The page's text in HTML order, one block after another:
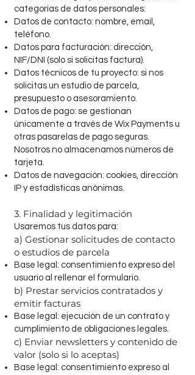
categorías de datos personales:
Datos de contacto: nombre, email,
teléfono.
Datos para facturación: dirección,
NIF/DNI (solo si solicitas factura).
Datos técnicos de tu proyecto: si nos
solicitas un estudio de parcela,
presupuesto o asesoramiento.
Datos de pago: se gestionan
únicamente a través de Wix Payments u
otras pasarelas de pago seguras.
Nosotros no almacenamos números de
tarjeta.
Datos de navegación: cookies, dirección
IP y estadísticas anónimas.
3. Finalidad y legitimación
Usaremos tus datos para:
a) Gestionar solicitudes de contacto
o estudios de parcela
Base legal: consentimiento expreso del
usuario al rellenar el formulario.
b) Prestar servicios contratados y
emitir facturas
Base legal: ejecución de un contrato y
cumplimiento de obligaciones legales.
c) Enviar newsletters y contenido de
valor (solo si lo aceptas)
Base legal: consentimiento expreso al